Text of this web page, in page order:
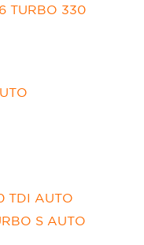
TURBO 330
TDI AUTO
S AUTO